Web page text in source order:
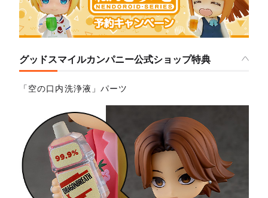
グッドスマイルカンパニー公式ショップ特典
「空の口内洗浄液」パーツ